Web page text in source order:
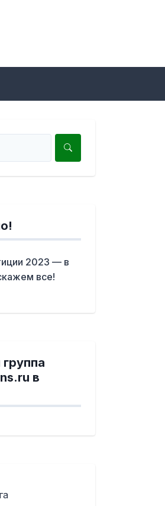
2023 — в
все!
в